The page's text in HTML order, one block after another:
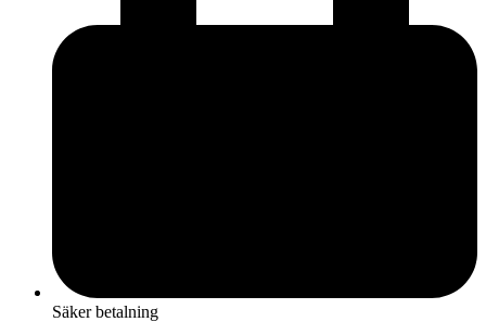
Säker betalning